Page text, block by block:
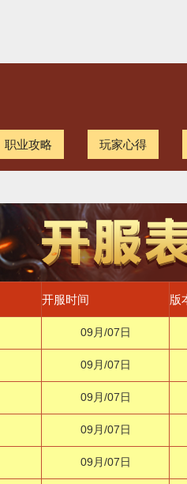
职业攻略 玩家心得
开服时间 版
09月/07日
09月/07日
09月/07日
09月/07日
09月/07日